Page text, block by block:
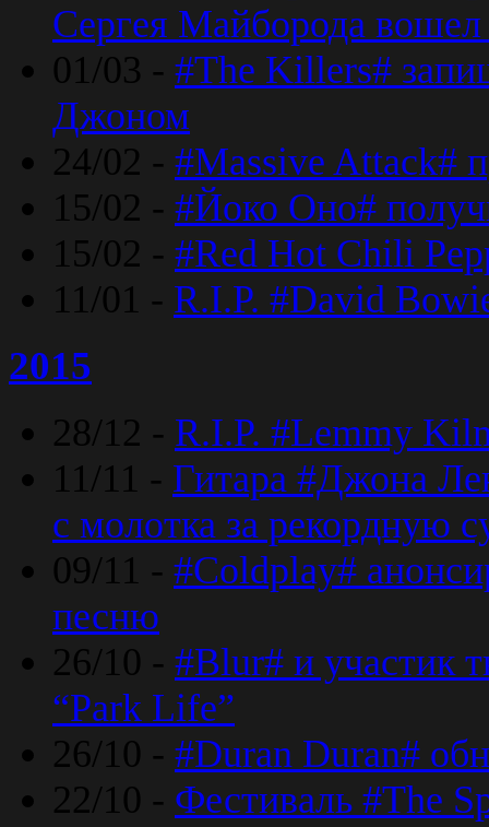
Сергея Майборода
01/03 - #The Killers#
Джоном
24/02 - #Massive Attack#
15/02 - #Йоко Оно#
15/02 - #Red Hot Chili
11/01 - R.I.P. #David
2015
28/12 - R.I.P. #Lemmy
11/11 - Гитара #Джона
с молотка за рекордную
09/11 - #Coldplay#
песню
26/10 - #Blur# и участик
“Park Life”
26/10 - #Duran Duran#
22/10 - Фестиваль #The